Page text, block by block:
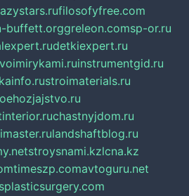
filosofyfree.com
buffett.orggreleon.comsp-or.ru
detkiexpert.ru
instrumentgid.ru
stroimaterials.ru
chastnyjdom.ru
landshaftblog.ru
stroysnami.kzlcna.kz
timeszp.comavtoguru.net